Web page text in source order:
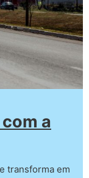
a
transforma em